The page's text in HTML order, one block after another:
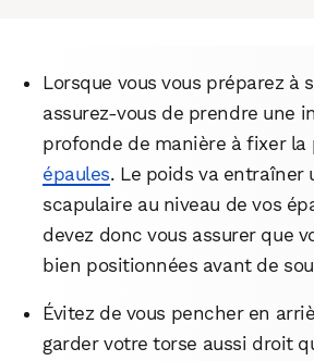
Lorsque vous vous préparez à
assurez-vous de prendre une
profonde de manière à fixer la
épaules. Le poids va entraîner
scapulaire au niveau de vos
devez donc vous assurer que
bien positionnées avant de
Évitez de vous pencher en
garder votre torse aussi droit
Facebook X